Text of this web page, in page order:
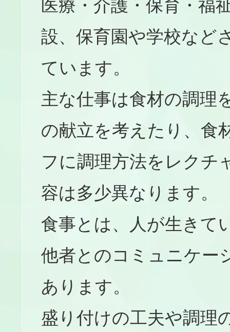
医療・介護・保育・福
設、保育園や学校など
ています。
主な仕事は食材の調理
の献立を考えたり、食
フに調理方法をレクチ
容は多少異なります。
食事とは、人が生きて
他者とのコミュニケー
あります。
盛り付けの工夫や調理